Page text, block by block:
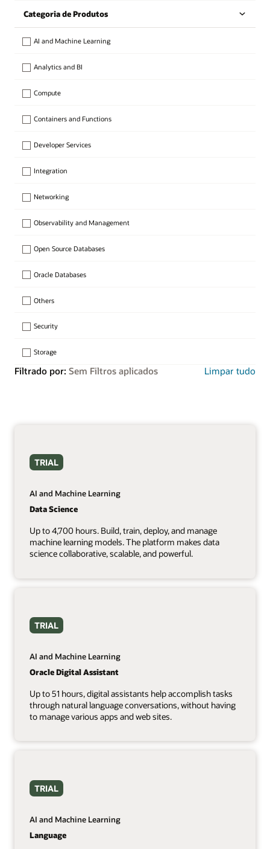
Categoria de Produtos
AI and Machine Learning
Analytics and BI
Compute
Containers and Functions
Developer Services
Integration
Networking
Observability and Management
Open Source Databases
Oracle Databases
Others
Security
Storage
Filtrado por: Sem Filtros aplicados Limpar tudo
TRIAL
AI and Machine Learning
Data Science
Up to 4,700 hours. Build, train, deploy, and manage
machine learning models. The platform makes data
science collaborative, scalable, and powerful.
TRIAL
AI and Machine Learning
Oracle Digital Assistant
Up to 51 hours, digital assistants help accomplish tasks
through natural language conversations, without having
to manage various apps and web sites.
TRIAL
AI and Machine Learning
Language